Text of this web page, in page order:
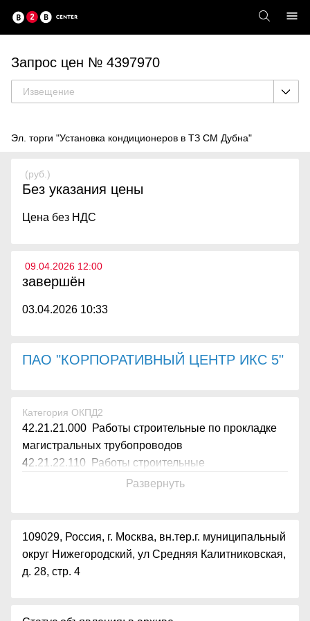
Запрос цен № 4397970
Извещение
Эл. торги "Установка кондиционеров в ТЗ СМ Дубна"
(руб.)
Без указания цены
Цена без НДС
09.04.2026 12:00
завершён
03.04.2026 10:33
ПАО "КОРПОРАТИВНЫЙ ЦЕНТР ИКС 5"
Категория ОКПД2
42.21.21.000 Работы строительные по прокладке
магистральных трубопроводов
42.21.22.110 Работы строительные
Развернуть
109029, Россия, г. Москва, вн.тер.г. муниципальный
округ Нижегородский, ул Средняя Калитниковская,
д. 28, стр. 4